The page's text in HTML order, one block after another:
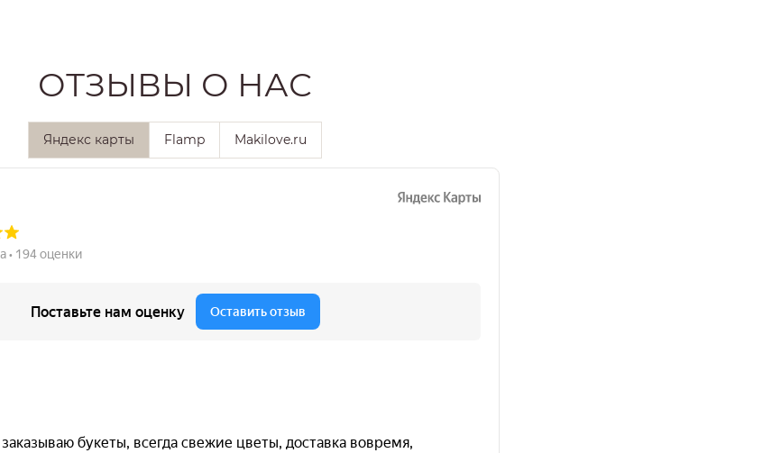
ОТЗЫВЫ О НАС
Яндекс карты Flamp Makilove.ru